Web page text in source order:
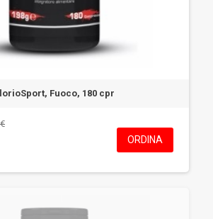
Fuoco, 180 cpr
ORDINA